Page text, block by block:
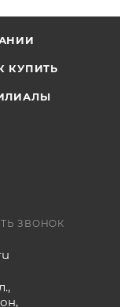
КУПИТЬ
ЗВОНОК